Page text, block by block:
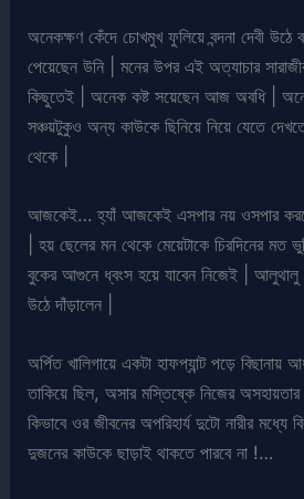
অনেকক্ষণ কেঁদে চোখমুখ ফুলিয়ে বন্দনা দেবী
পেয়েছেন উনি | মনের উপর এই অত্যাচার
কিছুতেই | অনেক কষ্ট সয়েছেন আজ অবধি |
সঞ্চয়টুকুও অন্য কাউকে ছিনিয়ে নিয়ে যেতে
থেকে |
আজকেই… হ্যাঁ আজকেই এসপার নয় ওসপার
| হয় ছেলের মন থেকে মেয়েটাকে চিরদিনের মত
বুকের আগুনে ধ্বংস হয়ে যাবেন নিজেই | আলুথালু
উঠে দাঁড়ালেন |
অর্পিত খালিগায়ে একটা হাফপ্যান্ট পড়ে বিছানায়
তাকিয়ে ছিল, অসার মস্তিষ্কে নিজের
কিভাবে ওর জীবনের অপরিহার্য দুটো নারীর মধ্যে
দুজনের কাউকে ছাড়াই থাকতে পারবে না !…